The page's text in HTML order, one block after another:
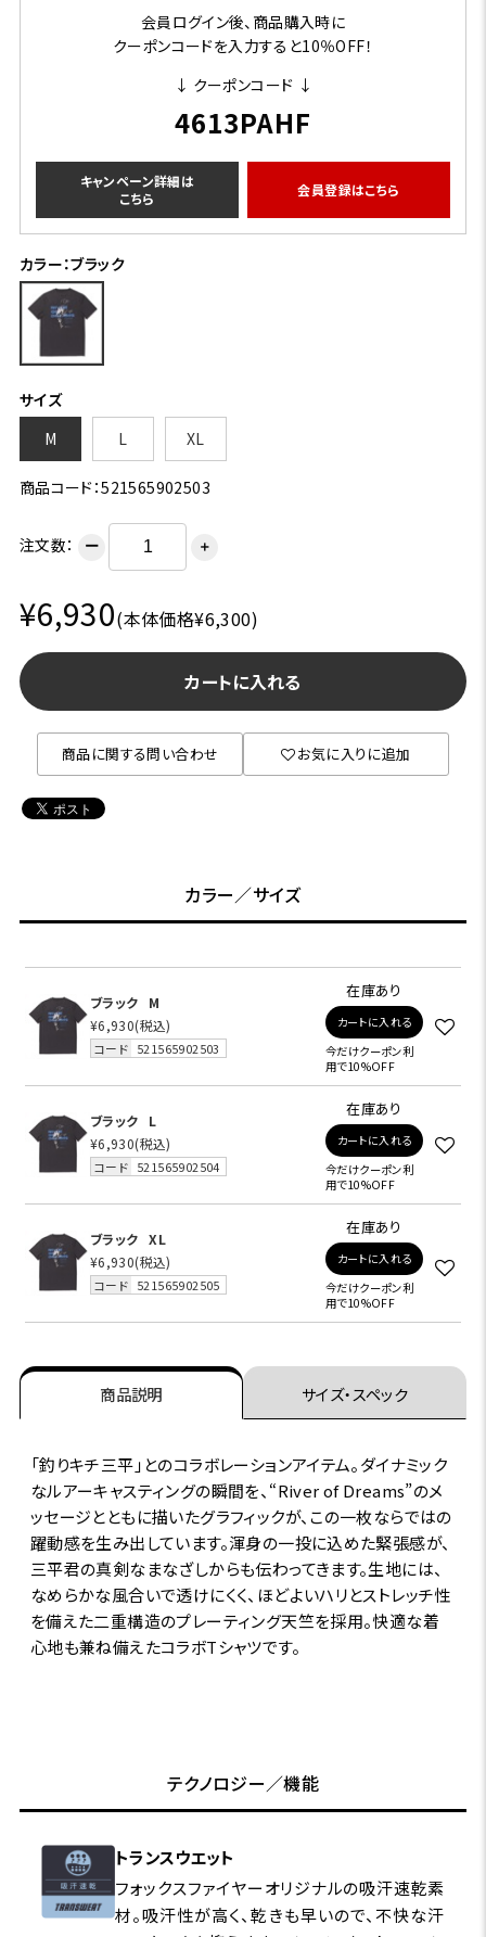
会員ログイン後、商品購入時に
クーポンコードを入力すると10％OFF！
↓ クーポンコード ↓
4613PAHF
キャンペーン詳細は
こちら
会員登録はこちら
カラー：ブラック
サイズ
M
L XL
商品コード：521565902503
注文数： ー ＋
¥6,930(本体価格¥6,300)
カートに入れる
商品に関する問い合わせ お気に入りに追加
カラー／サイズ
ブラック
M
¥6,930(税込)
コード 521565902503
在庫あり
カートに入れる
今だけクーポン利
用で10%OFF
ブラック
L
¥6,930(税込)
コード 521565902504
在庫あり
カートに入れる
今だけクーポン利
用で10%OFF
ブラック
XL
¥6,930(税込)
コード 521565902505
在庫あり
カートに入れる
今だけクーポン利
用で10%OFF
商品説明 サイズ・スペック
「釣りキチ三平」とのコラボレーションアイテム。ダイナミック
なルアーキャスティングの瞬間を、“River of Dreams”のメ
ッセージとともに描いたグラフィックが、この一枚ならではの
躍動感を生み出しています。渾身の一投に込めた緊張感が、
三平君の真剣なまなざしからも伝わってきます。生地には、
なめらかな風合いで透けにくく、ほどよいハリとストレッチ性
を備えた二重構造のプレーティング天竺を採用。快適な着
心地も兼ね備えたコラボTシャツです。
テクノロジー／機能
トランスウエット
フォックスファイヤーオリジナルの吸汗速乾素
材。吸汗性が高く、乾きも早いので、不快な汗